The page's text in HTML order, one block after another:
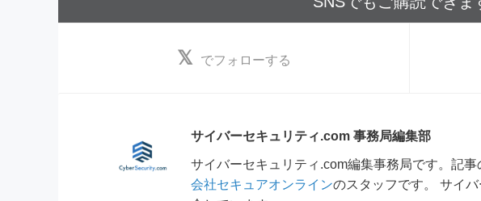
でフォローする
サイバーセキュリティ.com 事務局編集部
サイバーセキュリティ.com編集事務局です。記
会社セキュアオンラインのスタッフです。 サイ